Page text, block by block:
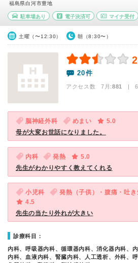
福島県白河市豊地
駐車場あり 電子決済可 マイナ受付
土曜（〜12:30） 朝（8:30〜）
20件
アクセス数 7月:881 | 6
脳神経外科 めまい
5.0
母が大変お世話になりました。
内科 発熱
5.0
先生がわかりやすく教えてくれる
小児科
発熱（子供）・腹痛・吐き
4.5
先生の当たり外れが大きい
診療科目：
内科、呼吸器内科、循環器内科、消化器内科、
内科、血液内科、腎臓内科、人工透析、外科、